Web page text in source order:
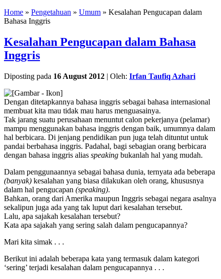
Home » Pengetahuan » Umum » Kesalahan Pengucapan dalam
Bahasa Inggris
Kesalahan Pengucapan dalam Bahasa
Inggris
Diposting pada 16 August 2012 | Oleh: Irfan Taufiq Azhari
Dengan ditetapkannya bahasa inggris sebagai bahasa internasional
membuat kita mau tidak mau harus menguasainya.
Tak jarang suatu perusahaan menuntut calon pekerjanya (pelamar)
mampu menggunakan bahasa inggris dengan baik, umumnya dalam
hal berbicara. Di jenjang pendidikan pun juga telah dituntut untuk
pandai berbahasa inggris. Padahal, bagi sebagian orang berbicara
dengan bahasa inggris alias speaking bukanlah hal yang mudah.
Dalam penggunaannya sebagai bahasa dunia, ternyata ada beberapa
(banyak) kesalahan yang biasa dilakukan oleh orang, khususnya
dalam hal pengucapan (speaking).
Bahkan, orang dari Amerika maupun Inggris sebagai negara asalnya
sekalipun juga ada yang tak luput dari kesalahan tersebut.
Lalu, apa sajakah kesalahan tersebut?
Kata apa sajakah yang sering salah dalam pengucapannya?
Mari kita simak . . .
Berikut ini adalah beberapa kata yang termasuk dalam kategori
‘sering’ terjadi kesalahan dalam pengucapannya . . .